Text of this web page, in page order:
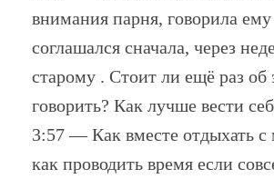
внимания парня, говорила
соглашался сначала, через
старому . Стоит ли ещё раз об
говорить? Как лучше вести
3:57 — Как вместе отдыхать
как проводить время если